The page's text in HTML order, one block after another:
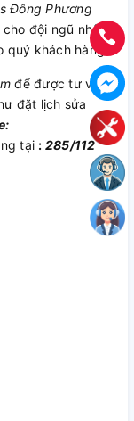
Đông Phương
đội ngũ nhân
khách hàng.
để được tư vấn
đặt lịch sửa
tại : 285/112